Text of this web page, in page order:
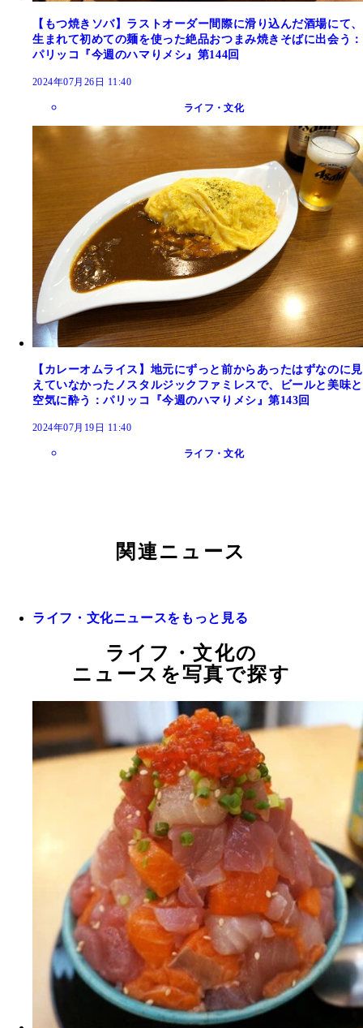
【もつ焼きソバ】ラストオーダー間際に滑り込んだ酒場にて、
生まれて初めての麺を使った絶品おつまみ焼きそばに出会う：
パリッコ『今週のハマりメシ』第144回
2024年07月26日 11:40
ライフ・文化
【カレーオムライス】地元にずっと前からあったはずなのに見
えていなかったノスタルジックファミレスで、ビールと美味と
空気に酔う：パリッコ『今週のハマりメシ』第143回
2024年07月19日 11:40
ライフ・文化
関連ニュース
ライフ・文化ニュースをもっと見る
ライフ・文化の
ニュースを写真で探す